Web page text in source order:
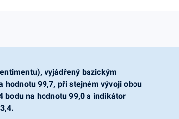
vyjádřený bazickým
hodnotu 99,7, při stejném vývoji obou
bodu na hodnotu 99,0 a indikátor